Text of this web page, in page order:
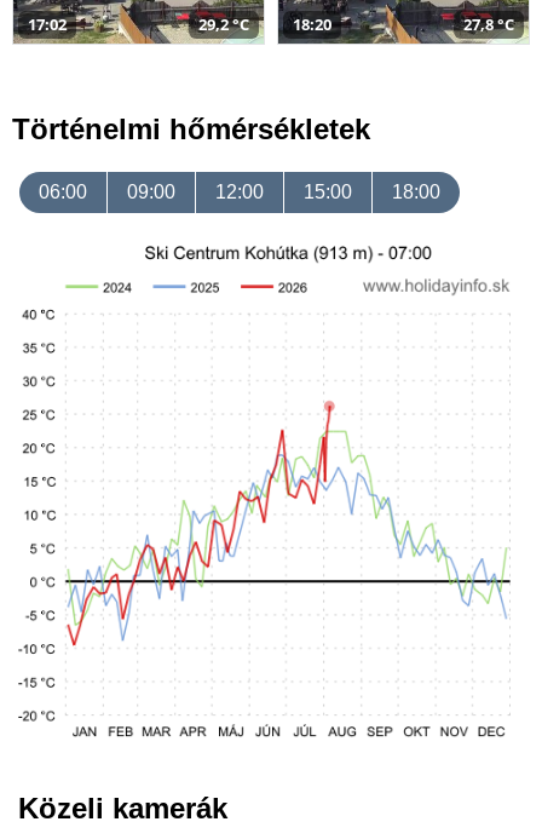
17:02 29,2 °C 18:20 27,8 °C
Történelmi hőmérsékletek
06:00 09:00 12:00 15:00 18:00
Közeli kamerák